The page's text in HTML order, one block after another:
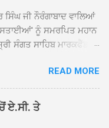
ਸਿੰਘ ਜੀ ਨੌਰੰਗਾਬਾਦ ਵਾਲਿਆਂ
ਨੂੰ ਸਮਰਪਿਤ ਮਹਾਨ
ਸੰਗਤ ਸਾਹਿਬ ਮਾਰਕਫੈੱਡ
ਦੀ ਅਗਵਾਈ ਵਿੱਚ
ਕੇ ਪਿੰਡ ਭਗਤਪੁਰ,
ਕੁੱਲੀਆਂ, ਰੱਤਾ ਨੌ
ਦਰੀਏਵਾਲ,
READ MORE
ਏ.ਸੀ. ਤੇ